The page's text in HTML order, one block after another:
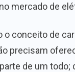
mercado de
conceito de
precisam
de um